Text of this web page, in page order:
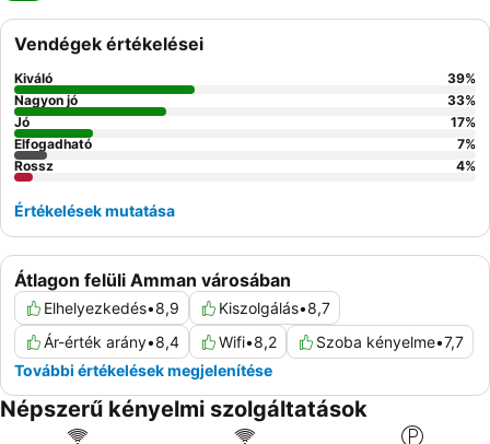
Átlagon felüli Amman városában
Elhelyezkedés•8,9 Kiszolgálás•8,7
Ár-érték arány•8,4 Wifi•8,2 Szoba kényelme•7,7
További értékelések megjelenítése
Vendégek értékelései
Kiváló 39%
Nagyon jó
33%
Jó
17%
Elfogadható
7%
Rossz
4%
Értékelések mutatása
Népszerű kényelmi szolgáltatások